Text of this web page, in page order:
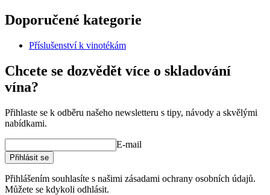
Vytvořte si vlastní uspořádání s těmito moduly v našem online
nástroji pro návrh vinného sklepa
Číslo produktuS506
Obecné
Doručení
Nesestaveno
Umístění Podlaha
Výrobce
Modulárnítrue
Rozměry (ŠxVxH cm)
Výška (cm)10
Šířka (cm)
Hmotnost (kg)4.9
Doporučené kategorie
Příslušenství k vinotékám
Chcete se dozvědět více o skladování
vína?
Přihlaste se k odběru našeho newsletteru s tipy, návody a skvělými
nabídkami.
E-mail
Přihlásit se
Přihlášením souhlasíte s našimi zásadami ochrany osobních údajů.
Můžete se kdykoli odhlásit.